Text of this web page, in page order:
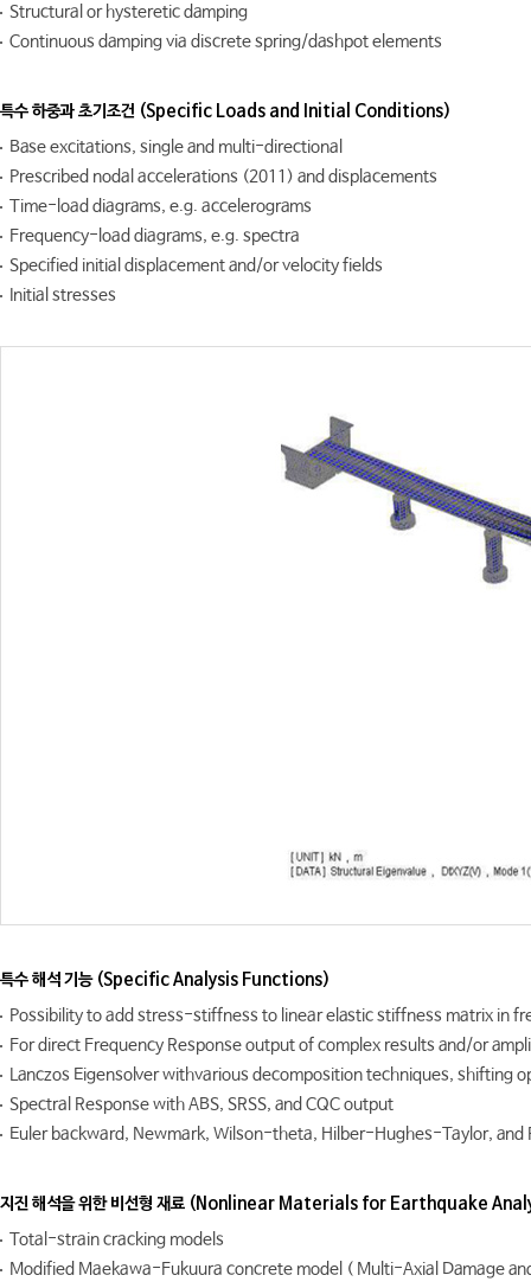
Structural or hysteretic damping
Continuous damping via discrete spring/dashpot elements
특수 하중과 초기조건 (Specific Loads and Initial Conditions)
Base excitations, single and multi-directional
Prescribed nodal accelerations (2011) and displacements
Time-load diagrams, e.g. accelerograms
Frequency-load diagrams, e.g. spectra
Specified initial displacement and/or velocity fields
Initial stresses
특수 해석 기능 (Specific Analysis Functions)
Possibility to add stress-stiffness to linear elastic stiffness matrix in
For direct Frequency Response output of complex results and/or
Lanczos Eigensolver withvarious decomposition techniques, shifting
Spectral Response with ABS, SRSS, and CQC output
Euler backward, Newmark, Wilson-theta, Hilber-Hughes-Taylor,
지진 해석을 위한 비선형 재료 (Nonlinear Materials for Earthquake
Total-strain cracking models
Modified Maekawa-Fukuura concrete model ( Multi-Axial Damage